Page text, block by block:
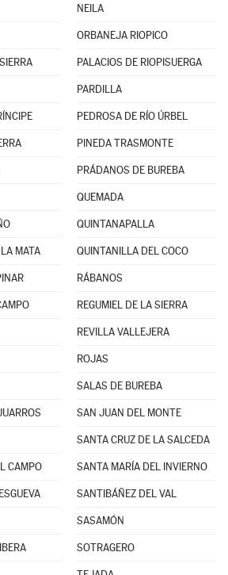
NEILA
ORBANEJA RIOPICO
PALACIOS DE RIOPISUERGA
PARDILLA
PEDROSA DE RÍO ÚRBEL
PINEDA TRASMONTE
PRÁDANOS DE BUREBA
QUEMADA
QUINTANAPALLA
MATA QUINTANILLA DEL COCO
RÁBANOS
REGUMIEL DE LA SIERRA
REVILLA VALLEJERA
ROJAS
SALAS DE BUREBA
SAN JUAN DEL MONTE
SANTA CRUZ DE LA SALCEDA
CAMPO SANTA MARÍA DEL INVIERNO
SANTIBÁÑEZ DEL VAL
SASAMÓN
SOTRAGERO